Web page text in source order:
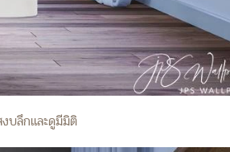
บลึกและดูมีมิติ